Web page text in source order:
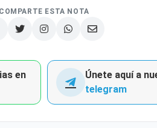
COMPARTE ESTA NOTA
en
Únete aquí a
telegram